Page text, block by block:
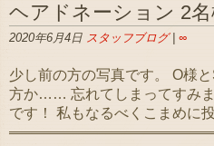
ヘアドネーション 2
2020年6月4日 スタッフブログ| ∞
少し前の方の写真です。 O様
方か…… 忘れてしまってすみ
です！ 私もなるべくこまめに